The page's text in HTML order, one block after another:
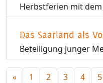
Herbstferien mit
Das Saarland als
Beteiligung junger
« 1 2 3 4 5